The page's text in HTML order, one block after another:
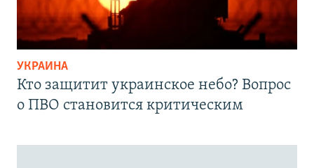
УКРАИНА
Кто защитит украинское небо? Вопрос
о ПВО становится критическим